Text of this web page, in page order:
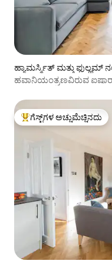
ಹ್ಯಾಮರ್ಸ್ಮಿತ್ ಮತ್ತು
ಹವಾನಿಯಂತ್ರಣವಿರುವ
ಗೆಸ್ಟ್‌ಗಳಿಗೆ ಅತಿ ಹೆಚ್ಚು
ಗೆಸ್ಟ್‌ಗಳ ಅಚ್ಚುಮೆಚ್ಚಿನದು